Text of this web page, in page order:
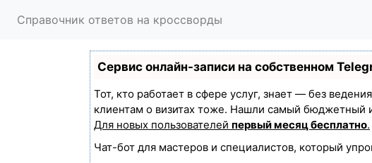
Справочник ответов на кроссворды
Сервис онлайн-записи на собственном
Тот, кто работает в сфере услуг, знает — без
клиентам о визитах тоже. Нашли самый бюджетный
Для новых пользователей первый месяц бесплатно.
Чат-бот для мастеров и специалистов, который